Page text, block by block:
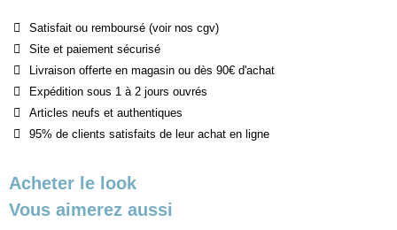
Satisfait ou remboursé (voir nos cgv)
Site et paiement sécurisé
Livraison offerte en magasin ou dès 90€ d'achat
Expédition sous 1 à 2 jours ouvrés
Articles neufs et authentiques
95% de clients satisfaits de leur achat en ligne
Acheter le look
Vous aimerez aussi